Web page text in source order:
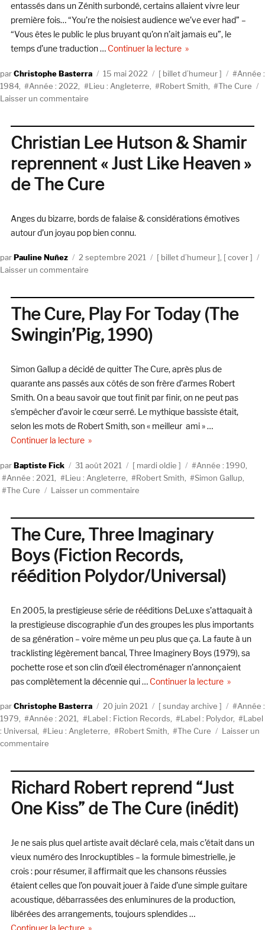
entassés dans un Zénith surbondé, certains allaient vivre leur
première fois… “You’re the noisiest audience we’ve ever had” –
“Vous êtes le public le plus bruyant qu’on n’ait jamais eu”, le
temps d’une traduction … Continuer la lecturede « The Cure, toute
AuteurChristophe Basterra
Publié
le
15 mai 2022 Catégories
billet d’humeur
Année :
1984
Année : 2022 Lieu : Angleterre Robert Smith
The Cure
Laisser un commentaire
première
fois
Christian Lee Hutson & Shamir
reprennent « Just Like Heaven »
de The Cure
Anges du bizarre, bords de falaise & considérations émotives
autour d’un joyau pop bien connu.
AuteurPauline Nuñez
Publié
le
2 septembre 2021 Catégories
billet d’humeur
cover
Laisser un commentaire
Hutson
&
Shamir
reprennent
Like
Heaven »
de
The Cure, Play For Today (The
Swingin’Pig, 1990)
Simon Gallup a décidé de quitter The Cure, après plus de
quarante ans passés aux côtés de son frère d’armes Robert
Smith. On a beau savoir que tout finit par finir, on ne peut pas
s’empêcher d’avoir le cœur serré. Le mythique bassiste était,
selon les mots de Robert Smith, son « meilleur ami » …
Continuer la lecturede « The Cure, Play For Today (The Swingin’Pig,
AuteurBaptiste Fick
Publié
le
31 août 2021 Catégories
mardi oldie Étiquettes
Année : 1990
Année : 2021
Lieu : Angleterre Robert Smith Simon Gallup
The Cure
Laisser un commentaire
Play
For
Today
(The
Swingin’Pig,
The Cure, Three Imaginary
Boys (Fiction Records,
réédition Polydor/Universal)
En 2005, la prestigieuse série de rééditions DeLuxe s’attaquait à
la prestigieuse discographie d’un des groupes les plus importants
de sa génération – voire même un peu plus que ça. La faute à un
tracklisting légèrement bancal, Three Imaginery Boys (1979), sa
pochette rose et son clin d’œil électroménager n’annonçaient
pas complètement la décennie qui … Continuer la lecturede « The
AuteurChristophe Basterra
Publié
le
20 juin 2021 Catégories
sunday archive
Année :
1979
Année : 2021 Label : Fiction Records Label : Polydor,
Label
: Universal
Lieu : Angleterre Robert Smith The Cure
Laisser un
commentaire
Three
Imaginary
Boys
(Fiction
réédition
Polydor/Universal)
Richard Robert reprend “Just
One Kiss” de The Cure (inédit)
Je ne sais plus quel artiste avait déclaré cela, mais c’était dans un
vieux numéro des Inrockuptibles – la formule bimestrielle, je
crois : pour résumer, il affirmait que les chansons réussies
étaient celles que l’on pouvait jouer à l’aide d’une simple guitare
acoustique, débarrassées des enluminures de la production,
libérées des arrangements, toujours splendides …
Continuer la lecturede « Richard Robert reprend “Just One Kiss” de